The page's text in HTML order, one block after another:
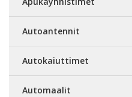
Autoantennit
Autokaiuttimet
Automaalit